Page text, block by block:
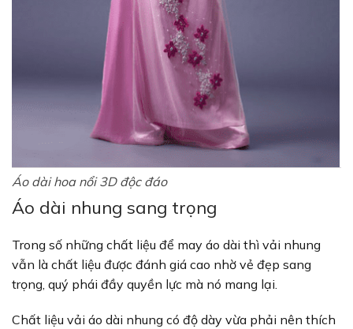
Áo dài hoa nổi 3D độc đáo
Áo dài nhung sang trọng
Trong số những chất liệu để may áo dài thì vải nhung
vẫn là chất liệu được đánh giá cao nhờ vẻ đẹp sang
trọng, quý phái đầy quyền lực mà nó mang lại.
Chất liệu vải áo dài nhung có độ dày vừa phải nên thích